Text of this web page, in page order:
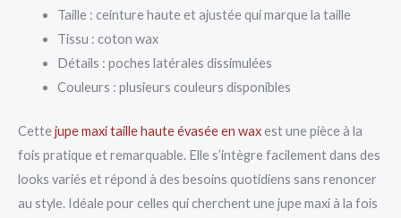
Taille : ceinture haute et ajustée qui marque la taille
Tissu : coton wax
Détails : poches latérales dissimulées
Couleurs : plusieurs couleurs disponibles
Cettejupe maxi taille haute évasée en waxest une pièce à la
fois pratique et remarquable. Elle s’intègre facilement dans des
looks variés et répond à des besoins quotidiens sans renoncer
au style. Idéale pour celles qui cherchent une jupe maxi à la fois